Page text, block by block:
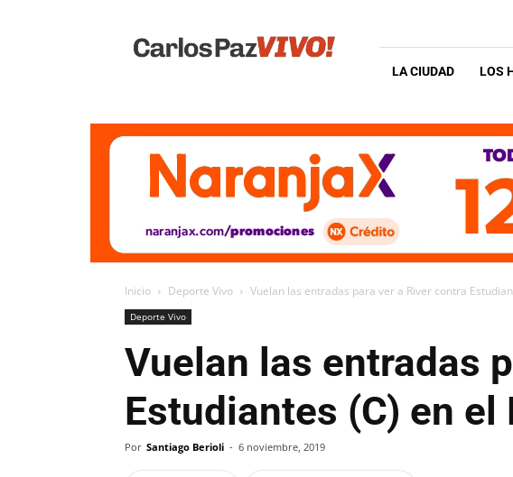
Vivo
LA CIUDAD LOS
Inicio Deporte Vivo Vuelan las entradas para ver a River contra
Deporte Vivo
Vuelan las entradas
Estudiantes (C) en el
Por Santiago Berioli - 6 noviembre, 2019